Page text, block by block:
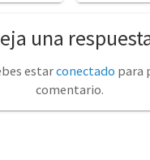
una
estarconectado para
comentario.